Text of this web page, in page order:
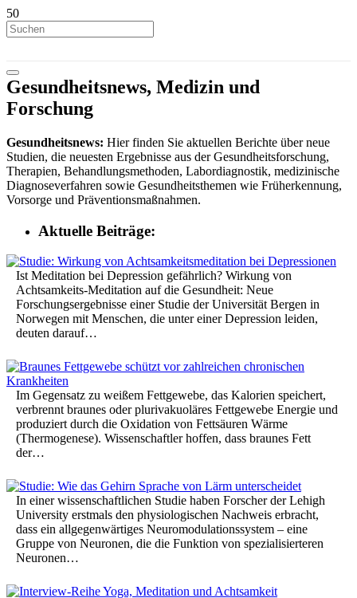
Gesundheitsnews, Medizin und
Forschung
Gesundheitsnews: Hier finden Sie aktuellen Berichte über neue
Studien, die neuesten Ergebnisse aus der Gesundheitsforschung,
Therapien, Behandlungsmethoden, Labordiagnostik, medizinische
Diagnoseverfahren sowie Gesundheitsthemen wie Früherkennung,
Vorsorge und Präventionsmaßnahmen.
Aktuelle Beiträge:
Ist Meditation bei Depression gefährlich? Wirkung von
Achtsamkeits-Meditation auf die Gesundheit: Neue
Forschungsergebnisse einer Studie der Universität Bergen in
Norwegen mit Menschen, die unter einer Depression leiden,
deuten darauf…
Im Gegensatz zu weißem Fettgewebe, das Kalorien speichert,
verbrennt braunes oder plurivakuoläres Fettgewebe Energie und
produziert durch die Oxidation von Fettsäuren Wärme
(Thermogenese). Wissenschaftler hoffen, dass braunes Fett
der…
In einer wissenschaftlichen Studie haben Forscher der Lehigh
University erstmals den physiologischen Nachweis erbracht,
dass ein allgegenwärtiges Neuromodulationssystem – eine
Gruppe von Neuronen, die die Funktion von spezialisierteren
Neuronen…